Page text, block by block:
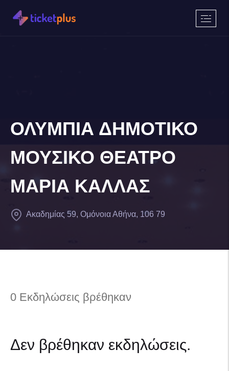
ΟΛΥΜΠΙΑ ΔΗΜΟΤΙΚΟ
ΜΟΥΣΙΚΟ ΘΕΑΤΡΟ
ΜΑΡΙΑ ΚΑΛΛΑΣ
Ακαδημίας 59, Ομόνοια Αθήνα, 106 79
0 Εκδηλώσεις βρέθηκαν
Δεν βρέθηκαν εκδηλώσεις.